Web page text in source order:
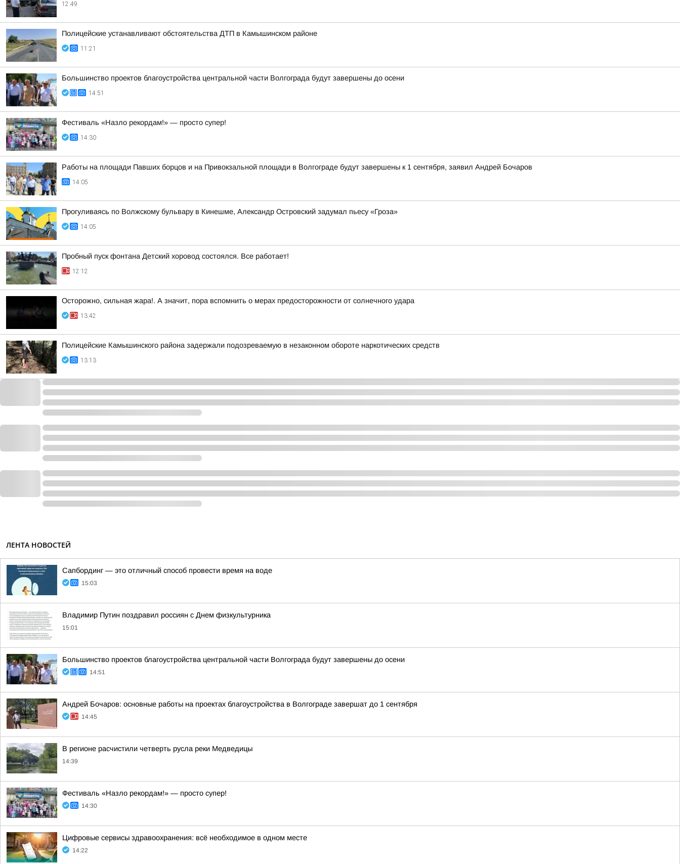
12:49
Полицейские устанавливают обстоятельства ДТП в Камышинском районе
11:21
Большинство проектов благоустройства центральной части Волгограда будут завершены до осени
14:51
Фестиваль «Назло рекордам!» — просто супер!
14:30
Работы на площади Павших борцов и на Привокзальной площади в Волгограде будут завершены к 1 сентября, заявил Андрей Бочаров
14:05
Прогуливаясь по Волжскому бульвару в Кинешме, Александр Островский задумал пьесу «Гроза»
14:05
Пробный пуск фонтана Детский хоровод состоялся. Все работает!
12:12
Осторожно, сильная жара!. А значит, пора вспомнить о мерах предосторожности от солнечного удара
13:42
Полицейские Камышинского района задержали подозреваемую в незаконном обороте наркотических средств
13:13
ЛЕНТА НОВОСТЕЙ
Сапбординг — это отличный способ провести время на воде
15:03
Владимир Путин поздравил россиян с Днем физкультурника
15:01
Большинство проектов благоустройства центральной части Волгограда будут завершены до осени
14:51
Андрей Бочаров: основные работы на проектах благоустройства в Волгограде завершат до 1 сентября
14:45
В регионе расчистили четверть русла реки Медведицы
14:39
Фестиваль «Назло рекордам!» — просто супер!
14:30
Цифровые сервисы здравоохранения: всё необходимое в одном месте
14:22